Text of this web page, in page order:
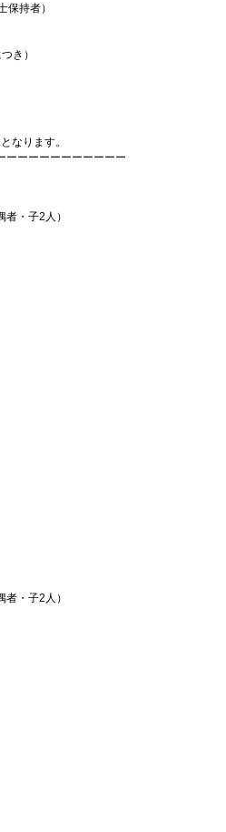
持者）
き）
円となります。
ーーーーーーーーーーー
2人）
2人）